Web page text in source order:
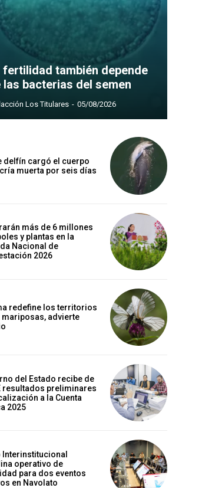
fertilidad también depende
las bacterias del semen
Los Titulares - 05/08/2026
delfín cargó el cuerpo
muerta por seis días
más de 6 millones
y plantas en la
Nacional de
2026
redefine los territorios
mariposas, advierte
del Estado recibe de
resultados preliminares
a la Cuenta
2025
Interinstitucional
operativo de
para dos eventos
en Navolato